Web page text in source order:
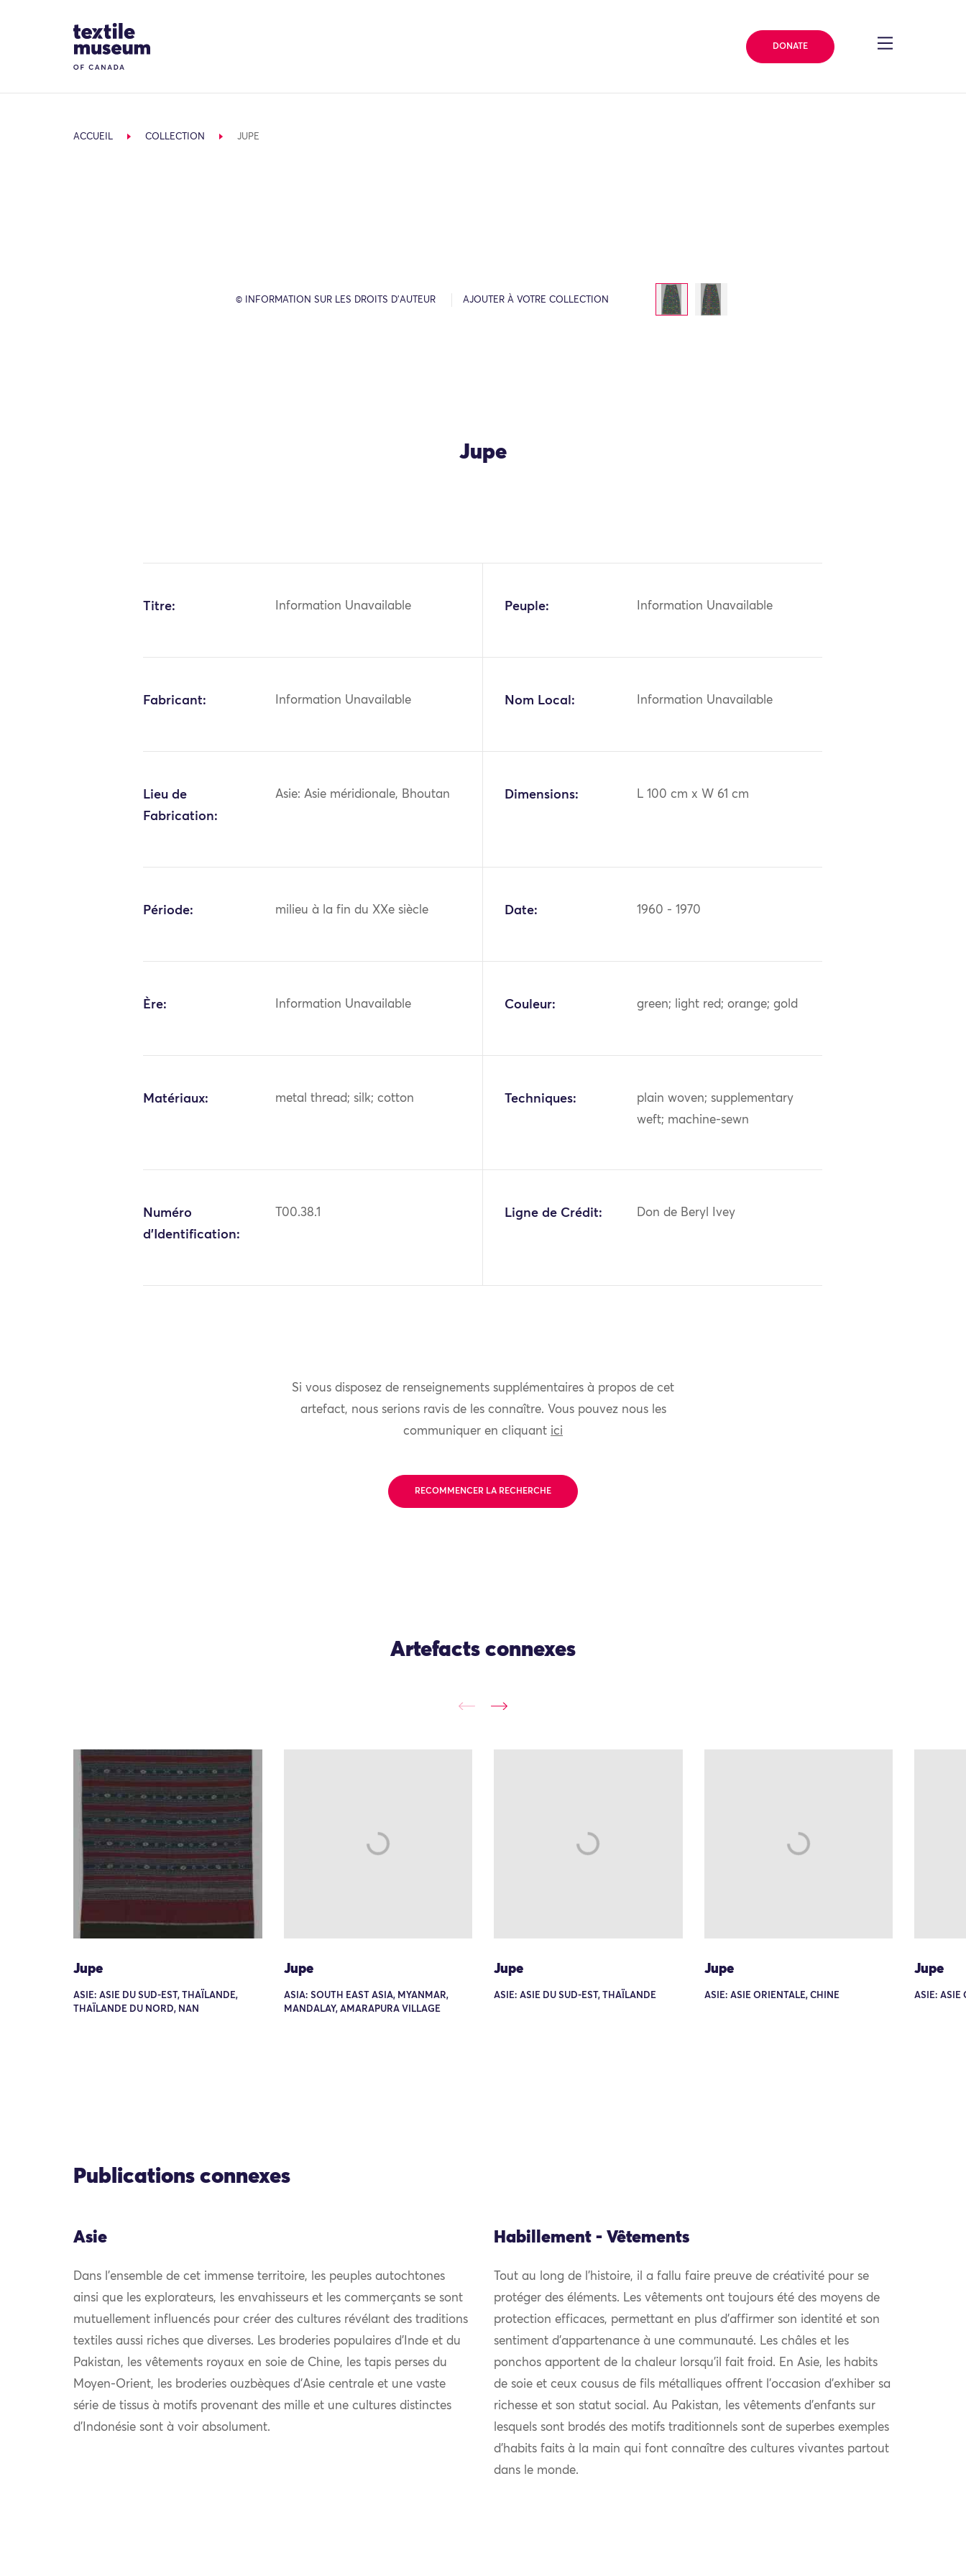
Site Logo
DONATE
ACCUEIL COLLECTION JUPE
© INFORMATION SUR LES DROITS D’AUTEUR AJOUTER À VOTRE COLLECTION
Jupe
Titre: Information Unavailable Peuple: Information Unavailable
Fabricant: Information Unavailable Nom Local: Information Unavailable
Lieu de
Fabrication:
Asie: Asie méridionale, Bhoutan Dimensions: L 100 cm x W 61 cm
Période: milieu à la fin du XXe siècle Date: 1960 - 1970
Ère: Information Unavailable Couleur: green; light red; orange; gold
Matériaux: metal thread; silk; cotton Techniques:
plain woven; supplementary
weft; machine-sewn
Numéro
d'Identification:
T00.38.1 Ligne de Crédit: Don de Beryl Ivey
Si vous disposez de renseignements supplémentaires à propos de cet
artefact, nous serions ravis de les connaître. Vous pouvez nous les
communiquer en cliquant ici
RECOMMENCER LA RECHERCHE
Artefacts connexes
Jupe
ASIE: ASIE DU SUD-EST, THAÏLANDE,
THAÏLANDE DU NORD, NAN
Jupe
ASIA: SOUTH EAST ASIA, MYANMAR,
MANDALAY, AMARAPURA VILLAGE
Jupe
ASIE: ASIE DU SUD-EST, THAÏLANDE
Jupe
ASIE: ASIE ORIENTALE, CHINE
Jupe
ASIE: ASIE
Publications connexes
Asie
Dans l’ensemble de cet immense territoire, les peuples autochtones
ainsi que les explorateurs, les envahisseurs et les commerçants se sont
mutuellement influencés pour créer des cultures révélant des traditions
textiles aussi riches que diverses. Les broderies populaires d’Inde et du
Pakistan, les vêtements royaux en soie de Chine, les tapis perses du
Moyen-Orient, les broderies ouzbèques d’Asie centrale et une vaste
série de tissus à motifs provenant des mille et une cultures distinctes
d’Indonésie sont à voir absolument.
Habillement - Vêtements
Tout au long de l’histoire, il a fallu faire preuve de créativité pour se
protéger des éléments. Les vêtements ont toujours été des moyens de
protection efficaces, permettant en plus d’affirmer son identité et son
sentiment d’appartenance à une communauté. Les châles et les
ponchos apportent de la chaleur lorsqu’il fait froid. En Asie, les habits
de soie et ceux cousus de fils métalliques offrent l’occasion d’exhiber sa
richesse et son statut social. Au Pakistan, les vêtements d’enfants sur
lesquels sont brodés des motifs traditionnels sont de superbes exemples
d’habits faits à la main qui font connaître des cultures vivantes partout
dans le monde.